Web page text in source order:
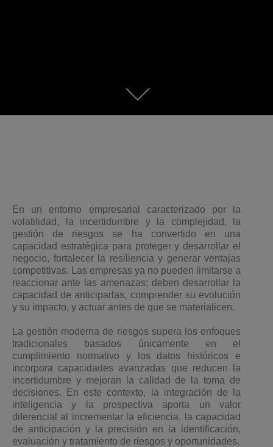
En un entorno empresarial caracterizado por la
volatilidad, la incertidumbre y la complejidad, la
gestión de riesgos se ha convertido en una
capacidad estratégica para proteger y desarrollar el
negocio, fortalecer la resiliencia y generar ventajas
competitivas. Las empresas ya no pueden limitarse a
reaccionar ante las amenazas; deben desarrollar la
capacidad de anticiparlas, comprender su evolución
y su impacto, y actuar antes de que se materialicen.
La gestión moderna de riesgos supera los enfoques
tradicionales basados únicamente en el
cumplimiento normativo y los datos históricos e
incorpora capacidades avanzadas que reducen la
incertidumbre y mejoran la calidad de la toma de
decisiones. En este contexto, la integración de la
inteligencia y la prospectiva aporta un valor
diferencial al incrementar la eficiencia, la capacidad
de anticipación y la precisión en la identificación,
evaluación y tratamiento de riesgos y oportunidades.